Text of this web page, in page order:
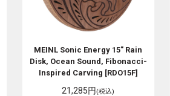
MEINL Sonic Energy 15" Rain
Disk, Ocean Sound, Fibonacci-
Inspired Carving [RDO15F]
21,285円(税込)